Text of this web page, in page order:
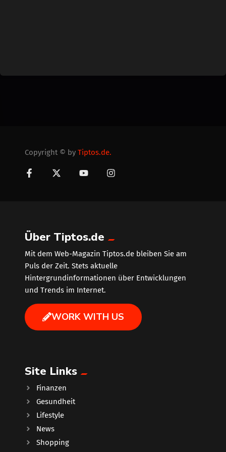
Copyright © by Tiptos.de.
Über Tiptos.de
Mit dem Web-Magazin Tiptos.de bleiben Sie am
Puls der Zeit. Stets aktuelle
Hintergrundinformationen über Entwicklungen
und Trends im Internet.
WORK WITH US
Site Links
Finanzen
Gesundheit
Lifestyle
News
Shopping